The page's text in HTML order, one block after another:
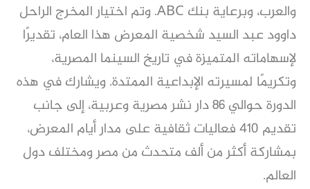
والعرب، وبرعاية بنك ABC. وتم اختيار المخرج الراحل
داوود عبد السيد شخصية المعرض هذا العام، تقديرًا
لإسهاماته المتميزة في تاريخ السينما المصرية،
وتكريمًا لمسيرته الإبداعية الممتدة. ويشارك في هذه
الدورة حوالي 86 دار نشر مصرية وعربية، إلى جانب
تقديم 410 فعاليات ثقافية على مدار أيام المعرض،
بمشاركة أكثر من ألف متحدث من مصر ومختلف دول
العالم.